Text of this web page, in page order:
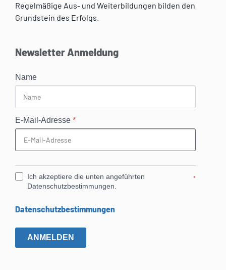
Regelmäßige Aus- und Weiterbildungen bilden den
Grundstein des Erfolgs.
Newsletter Anmeldung
Name
E-Mail-Adresse *
Ich akzeptiere die unten angeführten
Datenschutzbestimmungen.
*
Datenschutzbestimmungen
ANMELDEN